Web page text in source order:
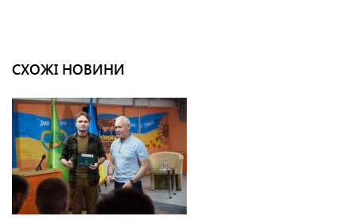
СХОЖІ НОВИНИ